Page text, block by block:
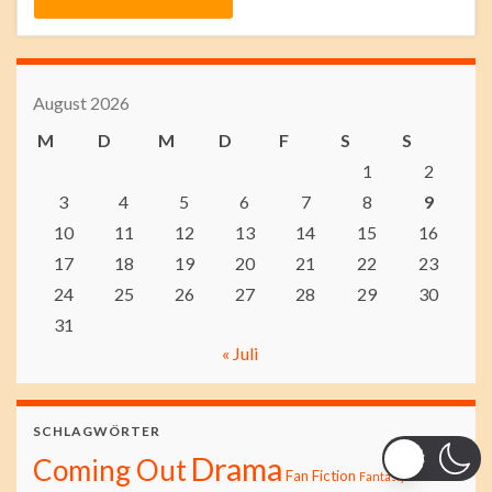
August 2026
M
D M D F S
S
1
2
3
4 5 6 7 8
9
10
11 12 13 14 15
16
17
18 19 20 21 22
23
24
25 26 27 28 29
30
31
« Juli
SCHLAGWÖRTER
Coming OutDrama Fan Fiction Fantasiy